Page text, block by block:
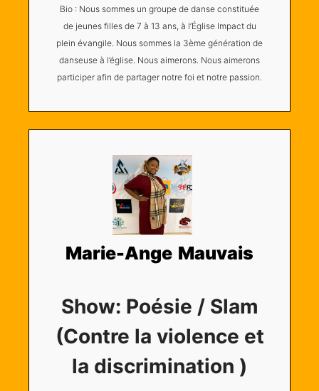
Bio : Nous sommes un groupe de danse constituée
de jeunes filles de 7 à 13 ans, à l’Église Impact du
plein évangile. Nous sommes la 3ème génération de
danseuse à l’église. Nous aimerons. Nous aimerons
participer afin de partager notre foi et notre passion.
Marie-Ange Mauvais
Show: Poésie / Slam
(Contre la violence et
la discrimination )